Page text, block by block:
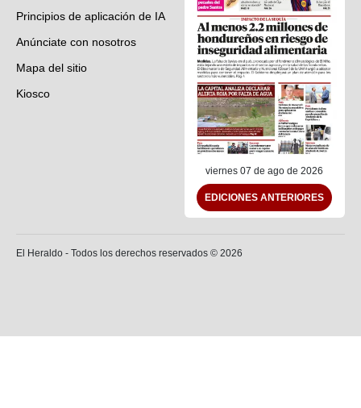
Principios de aplicación de IA
Anúnciate con nosotros
Mapa del sitio
Kiosco
viernes 07 de ago de 2026
EDICIONES ANTERIORES
El Heraldo - Todos los derechos reservados © 2026